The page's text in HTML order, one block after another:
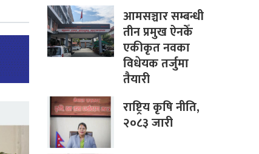
आमसञ्चार सम्बन्धी
तीन प्रमुख ऐनकेँ
एकीकृत नवका
विधेयक तर्जुमा
तैयारी
राष्ट्रिय कृषि नीति,
२०८३ जारी